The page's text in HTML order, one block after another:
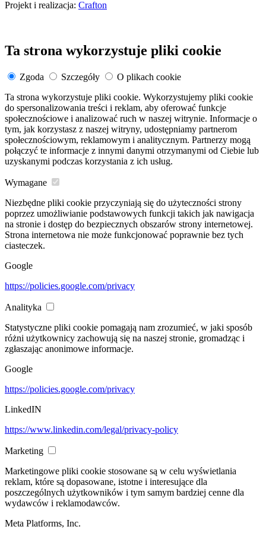
Projekt i realizacja: Crafton
Ta strona wykorzystuje pliki cookie
Zgoda Szczegóły
O plikach cookie
Ta strona wykorzystuje pliki cookie. Wykorzystujemy pliki cookie
do spersonalizowania treści i reklam, aby oferować funkcje
społecznościowe i analizować ruch w naszej witrynie. Informacje o
tym, jak korzystasz z naszej witryny, udostępniamy partnerom
społecznościowym, reklamowym i analitycznym. Partnerzy mogą
połączyć te informacje z innymi danymi otrzymanymi od Ciebie lub
uzyskanymi podczas korzystania z ich usług.
Wymagane
Niezbędne pliki cookie przyczyniają się do użyteczności strony
poprzez umożliwianie podstawowych funkcji takich jak nawigacja
na stronie i dostęp do bezpiecznych obszarów strony internetowej.
Strona internetowa nie może funkcjonować poprawnie bez tych
ciasteczek.
Google
https://policies.google.com/privacy
Analityka
Statystyczne pliki cookie pomagają nam zrozumieć, w jaki sposób
różni użytkownicy zachowują się na naszej stronie, gromadząc i
zgłaszając anonimowe informacje.
Google
https://policies.google.com/privacy
LinkedIN
https://www.linkedin.com/legal/privacy-policy
Marketing
Marketingowe pliki cookie stosowane są w celu wyświetlania
reklam, które są dopasowane, istotne i interesujące dla
poszczególnych użytkowników i tym samym bardziej cenne dla
wydawców i reklamodawców.
Meta Platforms, Inc.